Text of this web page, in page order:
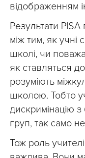
відображенням
Результати PISA
між тим, як учні
школі, чи
як ставляться до
розуміють
школою. Тобто
дискримінацію
груп, так само
Тож роль